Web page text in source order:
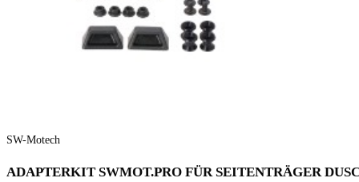
SW-Motech
ADAPTERKIT SWMOT.PRO FÜR SEITENTRÄGER